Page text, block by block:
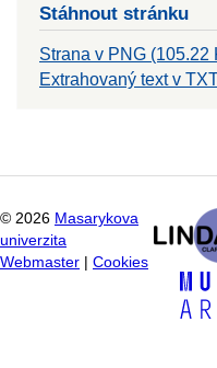
Stáhnout stránku
Strana v PNG (105.22
Extrahovaný text v
© 2026 Masarykova
univerzita
Webmaster
Cookies